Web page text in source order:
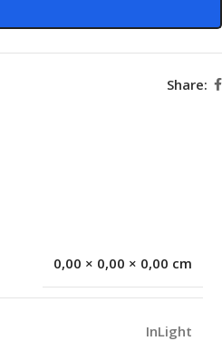
Share:
0,00 × 0,00 × 0,00 cm
InLight